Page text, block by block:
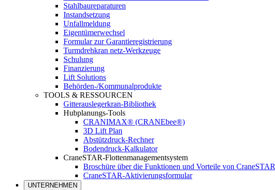
Stahlbaureparaturen
Instandsetzung
Unfallmeldung
Eigentümerwechsel
Formular zur Garantieregistrierung
Turmdrehkran netz-Werkzeuge
Schulung
Finanzierung
Lift Solutions
Behörden-/Kommunalprodukte
TOOLS & RESSOURCEN
Gitterauslegerkran-Bibliothek
Hubplanungs-Tools
CRANIMAX® (CRANEbee®)
3D Lift Plan
Abstützdruck-Rechner
Bodendruck-Kalkulator
CraneSTAR-Flottenmanagementsystem
Broschüre über die Funktionen und Vorteile von CraneSTAR
CraneSTAR-Aktivierungsformular
UNTERNEHMEN